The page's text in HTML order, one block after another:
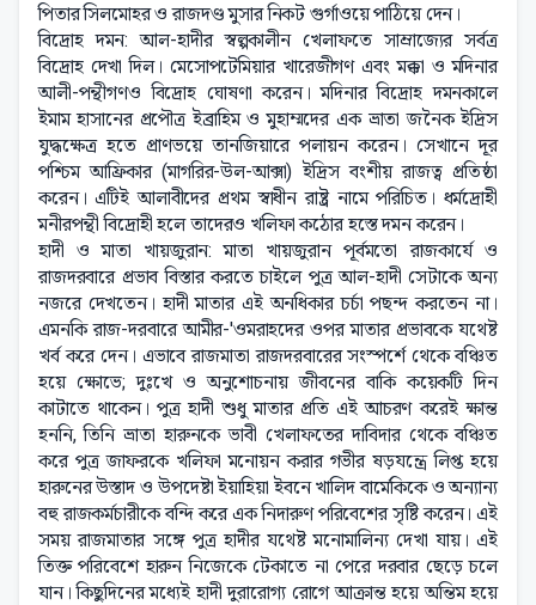
পিতার সিলমোহর ও রাজদণ্ড মুসার নিকট গুর্গাওয়ে পাঠিয়ে দেন।
বিদ্রোহ দমন: আল-হাদীর স্বল্পকালীন খেলাফতে সাম্রাজ্যের সর্বত্র
বিদ্রোহ দেখা দিল। মেসোপটেমিয়ার খারেজীগণ এবং মক্কা ও মদিনার
আলী-পন্থীগণও বিদ্রোহ ঘোষণা করেন। মদিনার বিদ্রোহ দমনকালে
ইমাম হাসানের প্রপৌত্র ইব্রাহিম ও মুহাম্মদের এক ভ্রাতা জনৈক ইদ্রিস
যুদ্ধক্ষেত্র হতে প্রাণভয়ে তানজিয়ারে পলায়ন করেন। সেখানে দূর
পশ্চিম আফ্রিকার (মাগরির-উল-আক্সা) ইদ্রিস বংশীয় রাজত্ব প্রতিষ্ঠা
করেন। এটিই আলাবীদের প্রথম স্বাধীন রাষ্ট্র নামে পরিচিত। ধর্মদ্রোহী
মনীরপন্থী বিদ্রোহী হলে তাদেরও খলিফা কঠোর হস্তে দমন করেন।
হাদী ও মাতা খায়জুরান: মাতা খায়জুরান পূর্বমতো রাজকার্যে ও
রাজদরবারে প্রভাব বিস্তার করতে চাইলে পুত্র আল-হাদী সেটাকে অন্য
নজরে দেখতেন। হাদী মাতার এই অনধিকার চর্চা পছন্দ করতেন না।
এমনকি রাজ-দরবারে আমীর-'ওমরাহদের ওপর মাতার প্রভাবকে যথেষ্ট
খর্ব করে দেন। এভাবে রাজমাতা রাজদরবারের সংস্পর্শে থেকে বঞ্চিত
হয়ে ক্ষোভে; দুঃখে ও অনুশোচনায় জীবনের বাকি কয়েকটি দিন
কাটাতে থাকেন। পুত্র হাদী শুধু মাতার প্রতি এই আচরণ করেই ক্ষান্ত
হননি, তিনি ভ্রাতা হারুনকে ভাবী খেলাফতের দাবিদার থেকে বঞ্চিত
করে পুত্র জাফরকে খলিফা মনোয়ন করার গভীর ষড়যন্ত্রে লিপ্ত হয়ে
হারুনের উস্তাদ ও উপদেষ্টা ইয়াহিয়া ইবনে খালিদ বার্মেকিকে ও অন্যান্য
বহু রাজকর্মচারীকে বন্দি করে এক নিদারুণ পরিবেশের সৃষ্টি করেন। এই
সময় রাজমাতার সঙ্গে পুত্র হাদীর যথেষ্ট মনোমালিন্য দেখা যায়। এই
তিক্ত পরিবেশে হারুন নিজেকে টেকাতে না পেরে দরবার ছেড়ে চলে
যান। কিছুদিনের মধ্যেই হাদী দুরারোগ্য রোগে আক্রান্ত হয়ে অন্তিম হয়ে